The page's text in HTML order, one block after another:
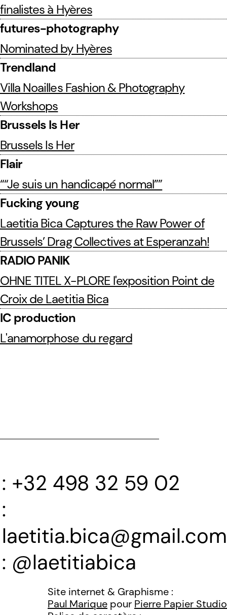
finalistes à Hyères
futures-photography
Nominated by Hyères
Trendland
Villa Noailles Fashion & Photography
Workshops
Brussels Is Her
Brussels Is Her
Flair
““Je suis un handicapé normal””
Fucking young
Laetitia Bica Captures the Raw Power of
Brussels’ Drag Collectives at Esperanzah!
RADIO PANIK
OHNE TITEL X-PLORE l'exposition Point de
Croix de Laetitia Bica
IC production
L'anamorphose du regard
+32 498 32 59 02
laetitia.bica@gmail.com
@laetitiabica
Site internet & Graphisme :
Paul Marique pour Pierre Papier Studio